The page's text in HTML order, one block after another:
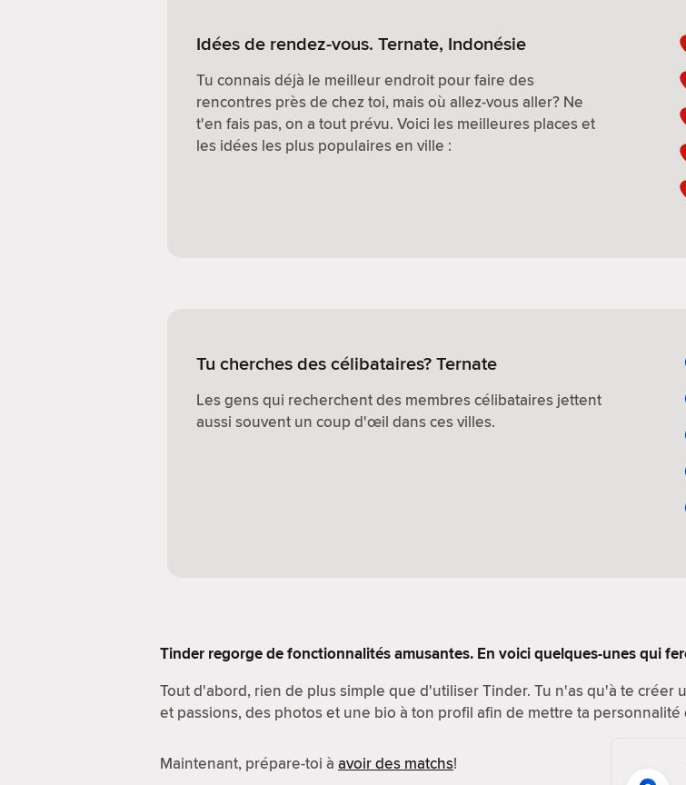
Idées de rendez-vous. Ternate, Indonésie
Tu connais déjà le meilleur endroit pour faire des
rencontres près de chez toi, mais où allez-vous aller? Ne
t'en fais pas, on a tout prévu. Voici les meilleures places et
les idées les plus populaires en ville :
Tu cherches des célibataires? Ternate
Les gens qui recherchent des membres célibataires jettent
aussi souvent un coup d'œil dans ces villes.
Tinder regorge de fonctionnalités amusantes. En voici quelques-unes qui
Tout d'abord, rien de plus simple que d'utiliser Tinder. Tu n'as qu'à te créer
et passions, des photos et une bio à ton profil afin de mettre ta personnalité
Maintenant, prépare-toi à avoir des matchs!